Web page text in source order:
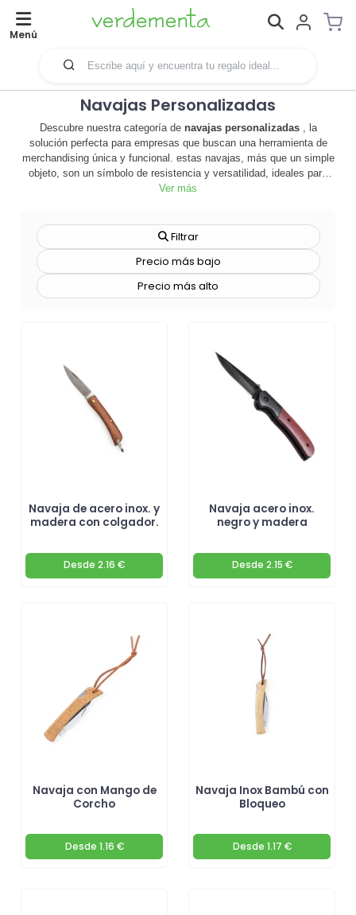
Menú
Navajas Personalizadas
Descubre nuestra categoría de navajas personalizadas, la
solución perfecta para empresas que buscan una herramienta de
merchandising única y funcional. estas navajas, más que un simple
objeto, son un símbolo de resistencia y versatilidad, ideales para
aquellos que valoran la practicidad en su día a día. personalizables
y originalidad. 🎁 además, nuestras navajas personalizadas son de
alta calidad, garantizando su durabilidad y resistencia en cualquier
situación. ya sea para un evento corporativo, como regalo a
empleados o como parte de una campaña promocional, estas
navajas son una excelente opción para aumentar la visibilidad de tu
un giro innovador a tus estrategias de merchandising! 🚀
Ver más
Filtrar
Precio más bajo
Precio más alto
Navaja de acero inox. y
madera con colgador.
Desde 2.16 €
Navaja acero inox.
negro y madera
Desde 2.15 €
Navaja con Mango de
Corcho
Desde 1.16 €
Navaja Inox Bambú con
Bloqueo
Desde 1.17 €